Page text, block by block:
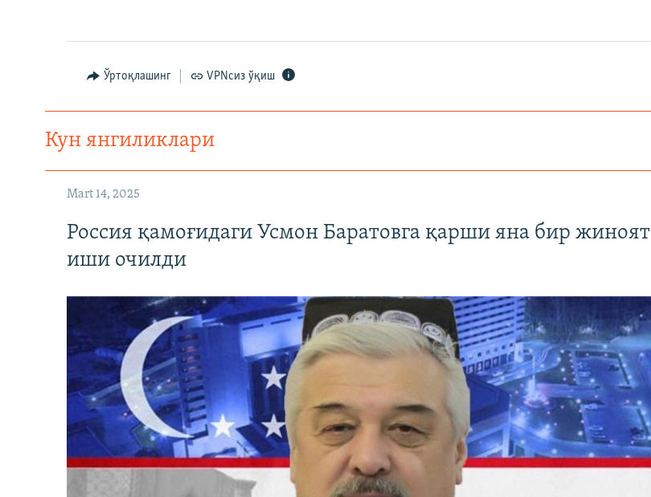
Ўртоқлашинг VPNсиз ўқиш
Кун янгиликлари
Mart 14, 2025
Россия қамоғидаги Усмон Баратовга қарши яна бир жиноят
иши очилди